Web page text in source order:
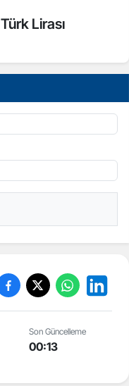
Lirası
Son Güncelleme
00:13